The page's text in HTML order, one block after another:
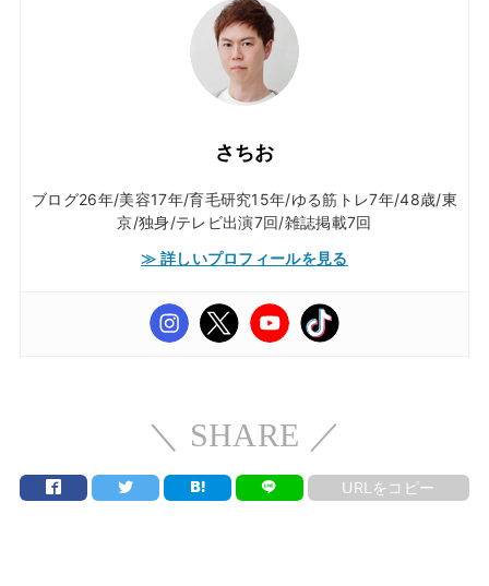
さちお
ブログ26年/美容17年/育毛研究15年/ゆる筋トレ7年/48歳/東
京/独身/テレビ出演7回/雑誌掲載7回
≫ 詳しいプロフィールを見る
＼ SHARE ／
URLをコピー